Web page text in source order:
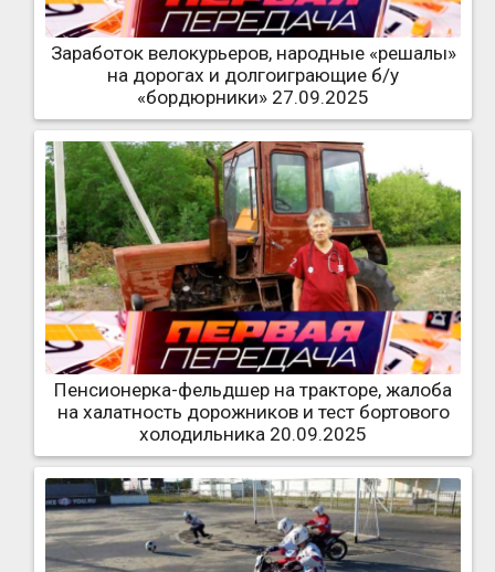
Заработок велокурьеров, народные «решалы»
на дорогах и долгоиграющие б/у
«бордюрники» 27.09.2025
Пенсионерка-фельдшер на тракторе, жалоба
на халатность дорожников и тест бортового
холодильника 20.09.2025